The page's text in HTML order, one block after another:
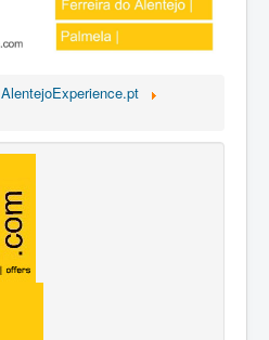
AlentejoExperience.pt